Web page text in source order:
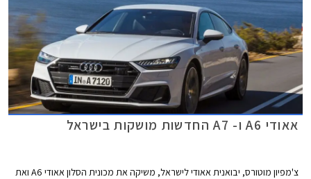
אאודי A6 ו- A7 החדשות מושקות בישראל
צ'מפיון מוטורס, יבואנית אאודי לישראל, משיקה את מכונית הסלון אאודי A6 ואת